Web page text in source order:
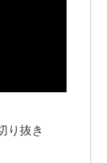
り抜き